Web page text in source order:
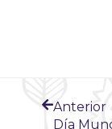
Anterior
Día